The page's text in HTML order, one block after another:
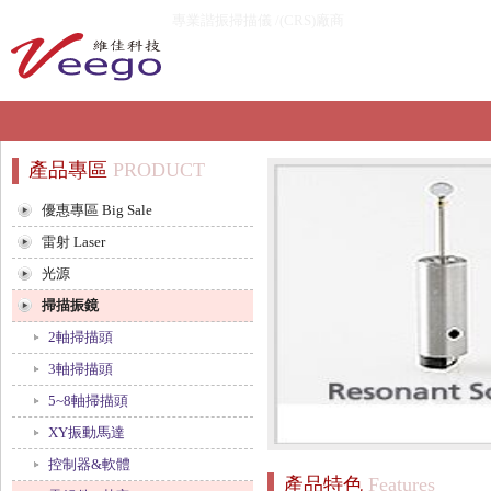
產品特色 Features
產品專區 PRODUCT
優惠專區 Big Sale
雷射 Laser
光源
掃描振鏡
2軸掃描頭
3軸掃描頭
5~8軸掃描頭
XY振動馬達
控制器&軟體